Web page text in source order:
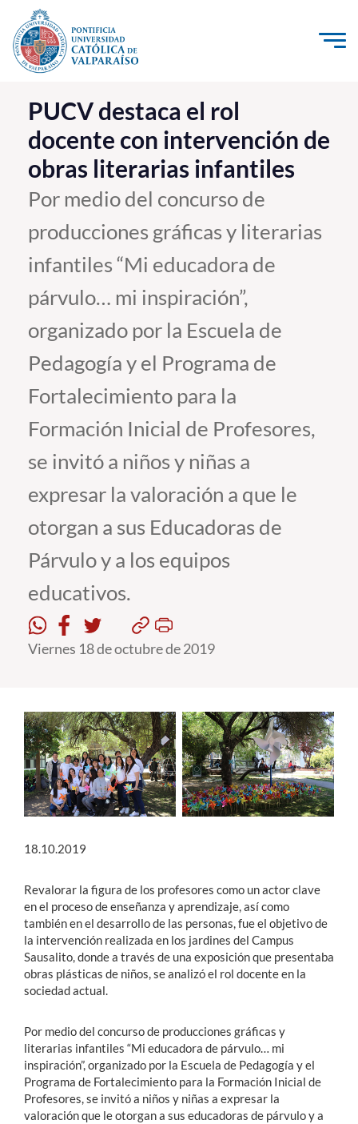
Click acá para ir directamente al contenido
La Universidad
Investigación, Creación e Innovación
PUCV Internacional
Vinculación con el Medio
Admisión
Estudiantes
Académicos
Funcionarios
Alumni
English
PUCV destaca el rol
docente con intervención de
obras literarias infantiles
Por medio del concurso de
producciones gráficas y literarias
infantiles “Mi educadora de
párvulo… mi inspiración”,
organizado por la Escuela de
Pedagogía y el Programa de
Fortalecimiento para la
Formación Inicial de Profesores,
se invitó a niños y niñas a
expresar la valoración a que le
otorgan a sus Educadoras de
Párvulo y a los equipos
educativos.
Viernes 18 de octubre de 2019
18.10.2019
Revalorar la figura de los profesores como un actor clave
en el proceso de enseñanza y aprendizaje, así como
también en el desarrollo de las personas, fue el objetivo de
la intervención realizada en los jardines del Campus
Sausalito, donde a través de una exposición que presentaba
obras plásticas de niños, se analizó el rol docente en la
sociedad actual.
Por medio del concurso de producciones gráficas y
literarias infantiles “Mi educadora de párvulo… mi
inspiración”, organizado por la Escuela de Pedagogía y el
Programa de Fortalecimiento para la Formación Inicial de
Profesores, se invitó a niños y niñas a expresar la
valoración que le otorgan a sus educadoras de párvulo y a